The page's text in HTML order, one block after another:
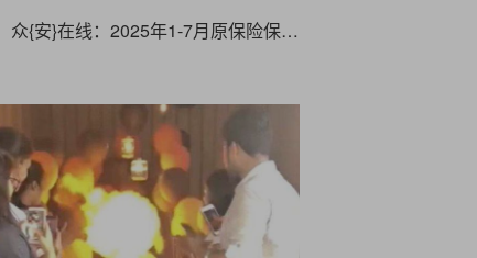
众{安}在线：2025年1-7月原保险保费收入约199.17亿元